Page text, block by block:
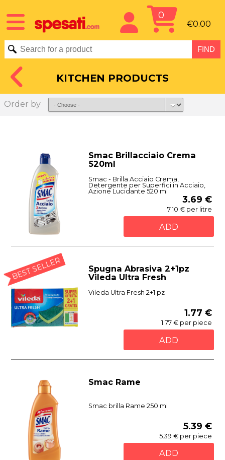
0
€0.00
KITCHEN PRODUCTS
Order by
Smac Brillacciaio Crema
520ml
Smac - Brilla Acciaio Crema,
Detergente per Superfici in Acciaio,
Azione Lucidante 520 ml
3.69 €
7.10 € per litre
ADD
BEST SELLER
Spugna Abrasiva 2+1pz
Vileda Ultra Fresh
Vileda Ultra Fresh 2+1 pz
1.77 €
1.77 € per piece
ADD
Smac Rame
Smac brilla Rame 250 ml
5.39 €
5.39 € per piece
ADD